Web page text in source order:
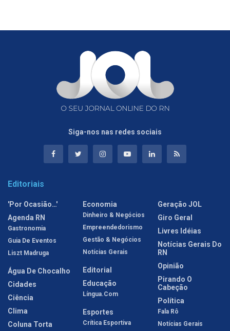
Siga-nos nas redes sociais
Editoriais
'Por Ocasião…'
Agenda RN
Gastronomia
Guia De Eventos
Liszt Madruga
Água De Chocalho
Cidades
Ciência
Clima
Coluna Torta
Economia
Dinheiro & Negócios
Empreendedorismo
Gestão & Negócios
Notícias Gerais
Editorial
Educação
Língua.com
Esportes
Crítica Esportiva
Geração JOL
Giro Geral
Livres Idéias
Notícias Gerais Do
RN
Opinião
Pirando O
Cabeção
Política
Fala Rô
Notícias Gerais